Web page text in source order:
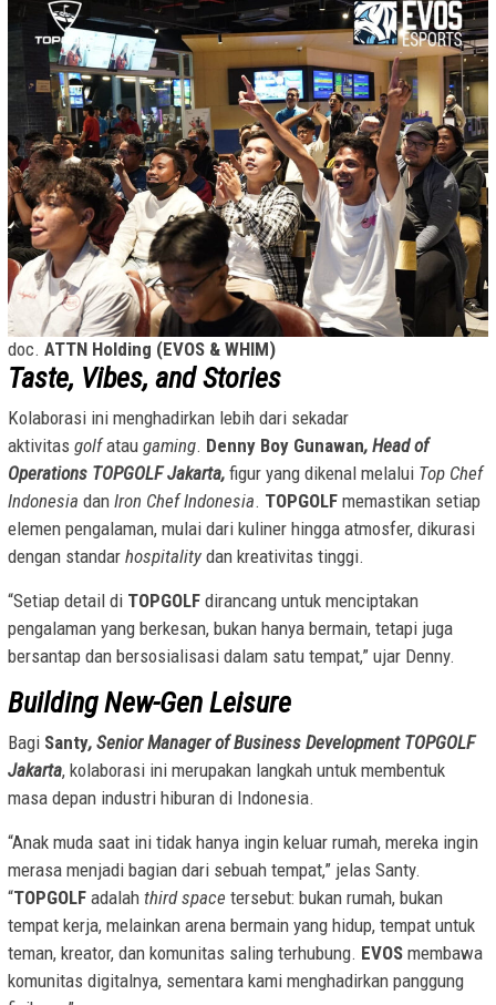
doc. ATTN Holding (EVOS & WHIM)
Taste, Vibes, and Stories
Kolaborasi ini menghadirkan lebih dari sekadar
aktivitas golfatau gaming. Denny Boy Gunawan, Head of
Operations TOPGOLF Jakarta, figur yang dikenal melalui Top Chef
Indonesia dan Iron Chef Indonesia. TOPGOLF memastikan setiap
elemen pengalaman, mulai dari kuliner hingga atmosfer, dikurasi
dengan standar hospitality dan kreativitas tinggi.
“Setiap detail di TOPGOLF dirancang untuk menciptakan
pengalaman yang berkesan, bukan hanya bermain, tetapi juga
bersantap dan bersosialisasi dalam satu tempat,” ujar Denny.
Building New-Gen Leisure
Bagi Santy, Senior Manager of Business Development TOPGOLF
Jakarta, kolaborasi ini merupakan langkah untuk membentuk
masa depan industri hiburan di Indonesia.
“Anak muda saat ini tidak hanya ingin keluar rumah, mereka ingin
merasa menjadi bagian dari sebuah tempat,” jelas Santy.
“TOPGOLF adalah third space tersebut: bukan rumah, bukan
tempat kerja, melainkan arena bermain yang hidup, tempat untuk
teman, kreator, dan komunitas saling terhubung. EVOS membawa
komunitas digitalnya, sementara kami menghadirkan panggung